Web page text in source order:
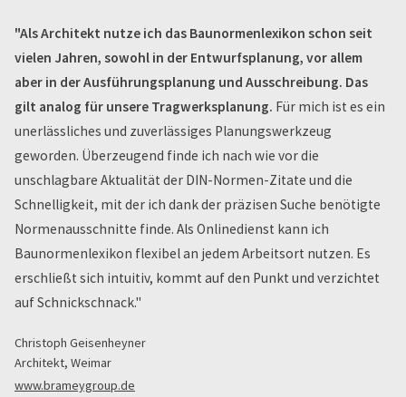
"Als Architekt nutze ich das Baunormenlexikon schon seit
vielen Jahren, sowohl in der Entwurfsplanung, vor allem
aber in der Ausführungsplanung und Ausschreibung. Das
gilt analog für unsere Tragwerksplanung. Für mich ist es ein
unerlässliches und zuverlässiges Planungswerkzeug
geworden. Überzeugend finde ich nach wie vor die
unschlagbare Aktualität der DIN-Normen-Zitate und die
Schnelligkeit, mit der ich dank der präzisen Suche benötigte
Normenausschnitte finde. Als Onlinedienst kann ich
Baunormenlexikon flexibel an jedem Arbeitsort nutzen. Es
erschließt sich intuitiv, kommt auf den Punkt und verzichtet
auf Schnickschnack."
Christoph Geisenheyner
Architekt, Weimar
www.brameygroup.de